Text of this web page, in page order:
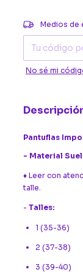
Entregas para
Medios de
No sé mi
Pantuflas
- Material
♦ Leer con
talle.
- Talles:
1 (35-36)
2 (37-38)
3 (39-40)